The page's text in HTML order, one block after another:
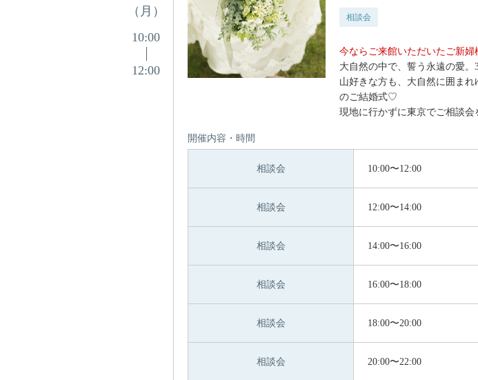
（月）
10:00
12:00
相談会
今ならご来館いただいたご新婦
大自然の中で、誓う永遠の愛。
山好きな方も、大自然に囲ま
のご結婚式♡
現地に行かずに東京でご相談
開催内容・時間
相談会 10:00〜12:00
相談会 12:00〜14:00
相談会 14:00〜16:00
相談会 16:00〜18:00
相談会 18:00〜20:00
相談会 20:00〜22:00